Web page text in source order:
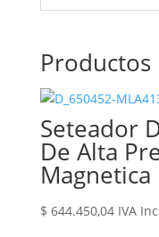
Seteador
De Alta
Magnetica
$ 644.450,04 IVA